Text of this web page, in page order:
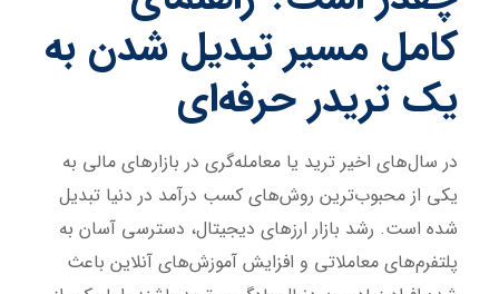
کامل مسیر تبدیل شدن به
یک تریدر حرفه‌ای
در سال‌های اخیر ترید یا معامله‌گری در بازارهای مالی به
یکی از محبوب‌ترین روش‌های کسب درآمد در دنیا تبدیل
شده است. رشد بازار ارزهای دیجیتال، دسترسی آسان به
پلتفرم‌های معاملاتی و افزایش آموزش‌های آنلاین باعث